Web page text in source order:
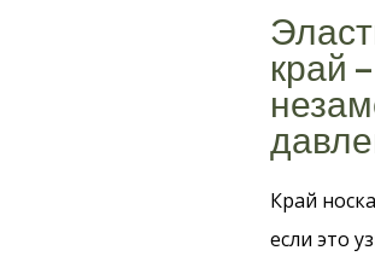
край –
Край
если это